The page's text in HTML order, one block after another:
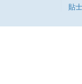
貼